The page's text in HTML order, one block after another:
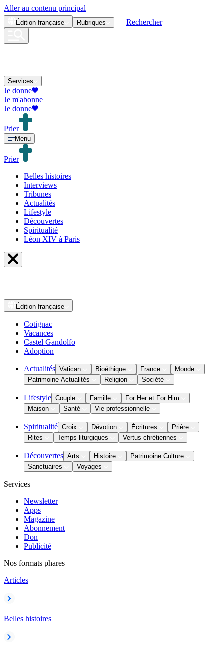
Aller au contenu principal
Édition française Rubriques Rechercher
Services
Je donne
Je m'abonne
Je donne
Prier
Menu
Prier
Belles histoires
Interviews
Tribunes
Actualités
Lifestyle
Découvertes
Spiritualité
Léon XIV à Paris
Édition française
Cotignac
Vacances
Castel Gandolfo
Adoption
Actualités Vatican Bioéthique France
Monde
Patrimoine Actualités
Religion Société
Lifestyle Couple Famille
For Her et For Him
Maison
Santé Vie professionnelle
Spiritualité Croix Dévotion Écritures
Prière
Rites
Temps liturgiques Vertus chrétiennes
Découvertes Arts Histoire
Patrimoine Culture
Sanctuaires
Voyages
Services
Newsletter
Apps
Magazine
Abonnement
Don
Publicité
Nos formats phares
Articles
Belles histoires